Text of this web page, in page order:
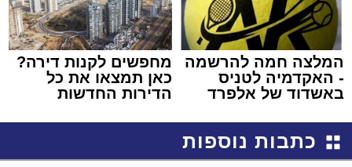
המלצה חמה להרשמה
- האקדמיה לטניס
באשדוד של אלפרד
מחפשים לקנות דירה?
כאן תמצאו את כל
הדירות החדשות
כתבות נוספות